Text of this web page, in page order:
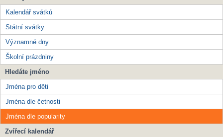
Kalendář svátků
Státní svátky
Významné dny
Školní prázdniny
Hledáte jméno
Jména pro děti
Jména dle četnosti
Jména dle popularity
Zvířecí kalendář